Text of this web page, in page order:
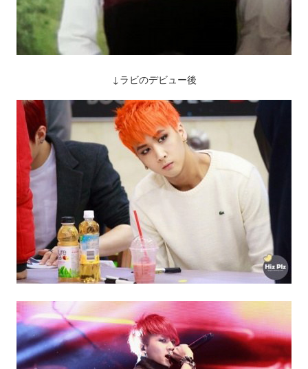
↓ラビのデビュー後